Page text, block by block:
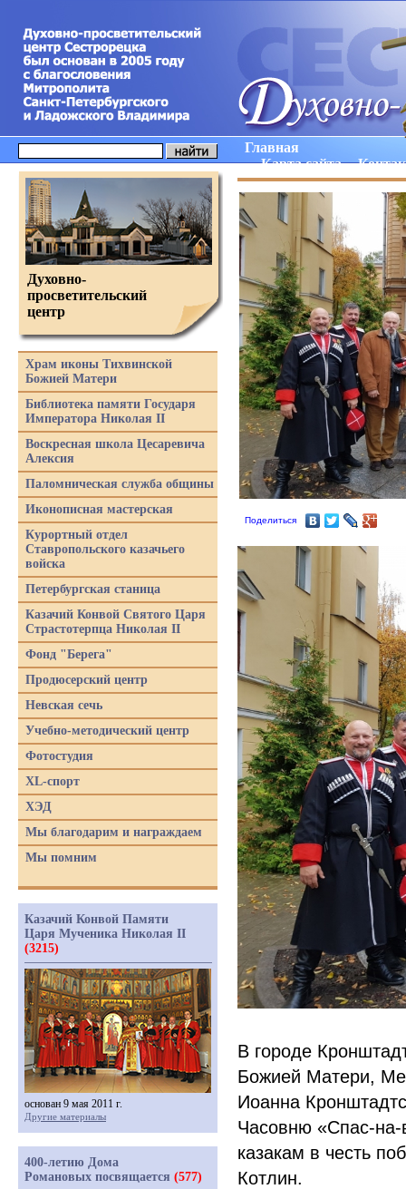
Главная
Карта сайта
Поделиться
В городе
Божией Матери,
Иоанна
Часовню «Спас-на-
казакам в честь
Котлин.
Духовно-
просветительский
центр
Храм иконы Тихвинской
Божией Матери
Библиотека памяти Государя
Императора Николая II
Воскресная школа Цесаревича
Алексия
Паломническая служба общины
Иконописная мастерская
Курортный отдел
Ставропольского казачьего
войска
Петербургская станица
Казачий Конвой Святого Царя
Страстотерпца Николая II
Фонд "Берега"
Продюсерский центр
Невская сечь
Учебно-методический центр
Фотостудия
XL-спорт
ХЭД
Мы благодарим и награждаем
Мы помним
Казачий Конвой Памяти
Царя Мученика Николая II
(3215)
основан 9 мая 2011 г.
Другие материалы
400-летию Дома
Романовых посвящается (577)